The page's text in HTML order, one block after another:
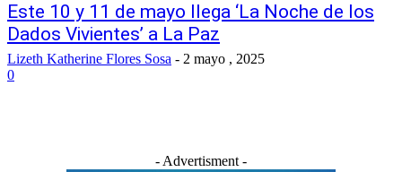
Este 10 y 11 de mayo llega ‘La Noche de los
Dados Vivientes’ a La Paz
Lizeth Katherine Flores Sosa - 2 mayo , 2025
0
- Advertisment -